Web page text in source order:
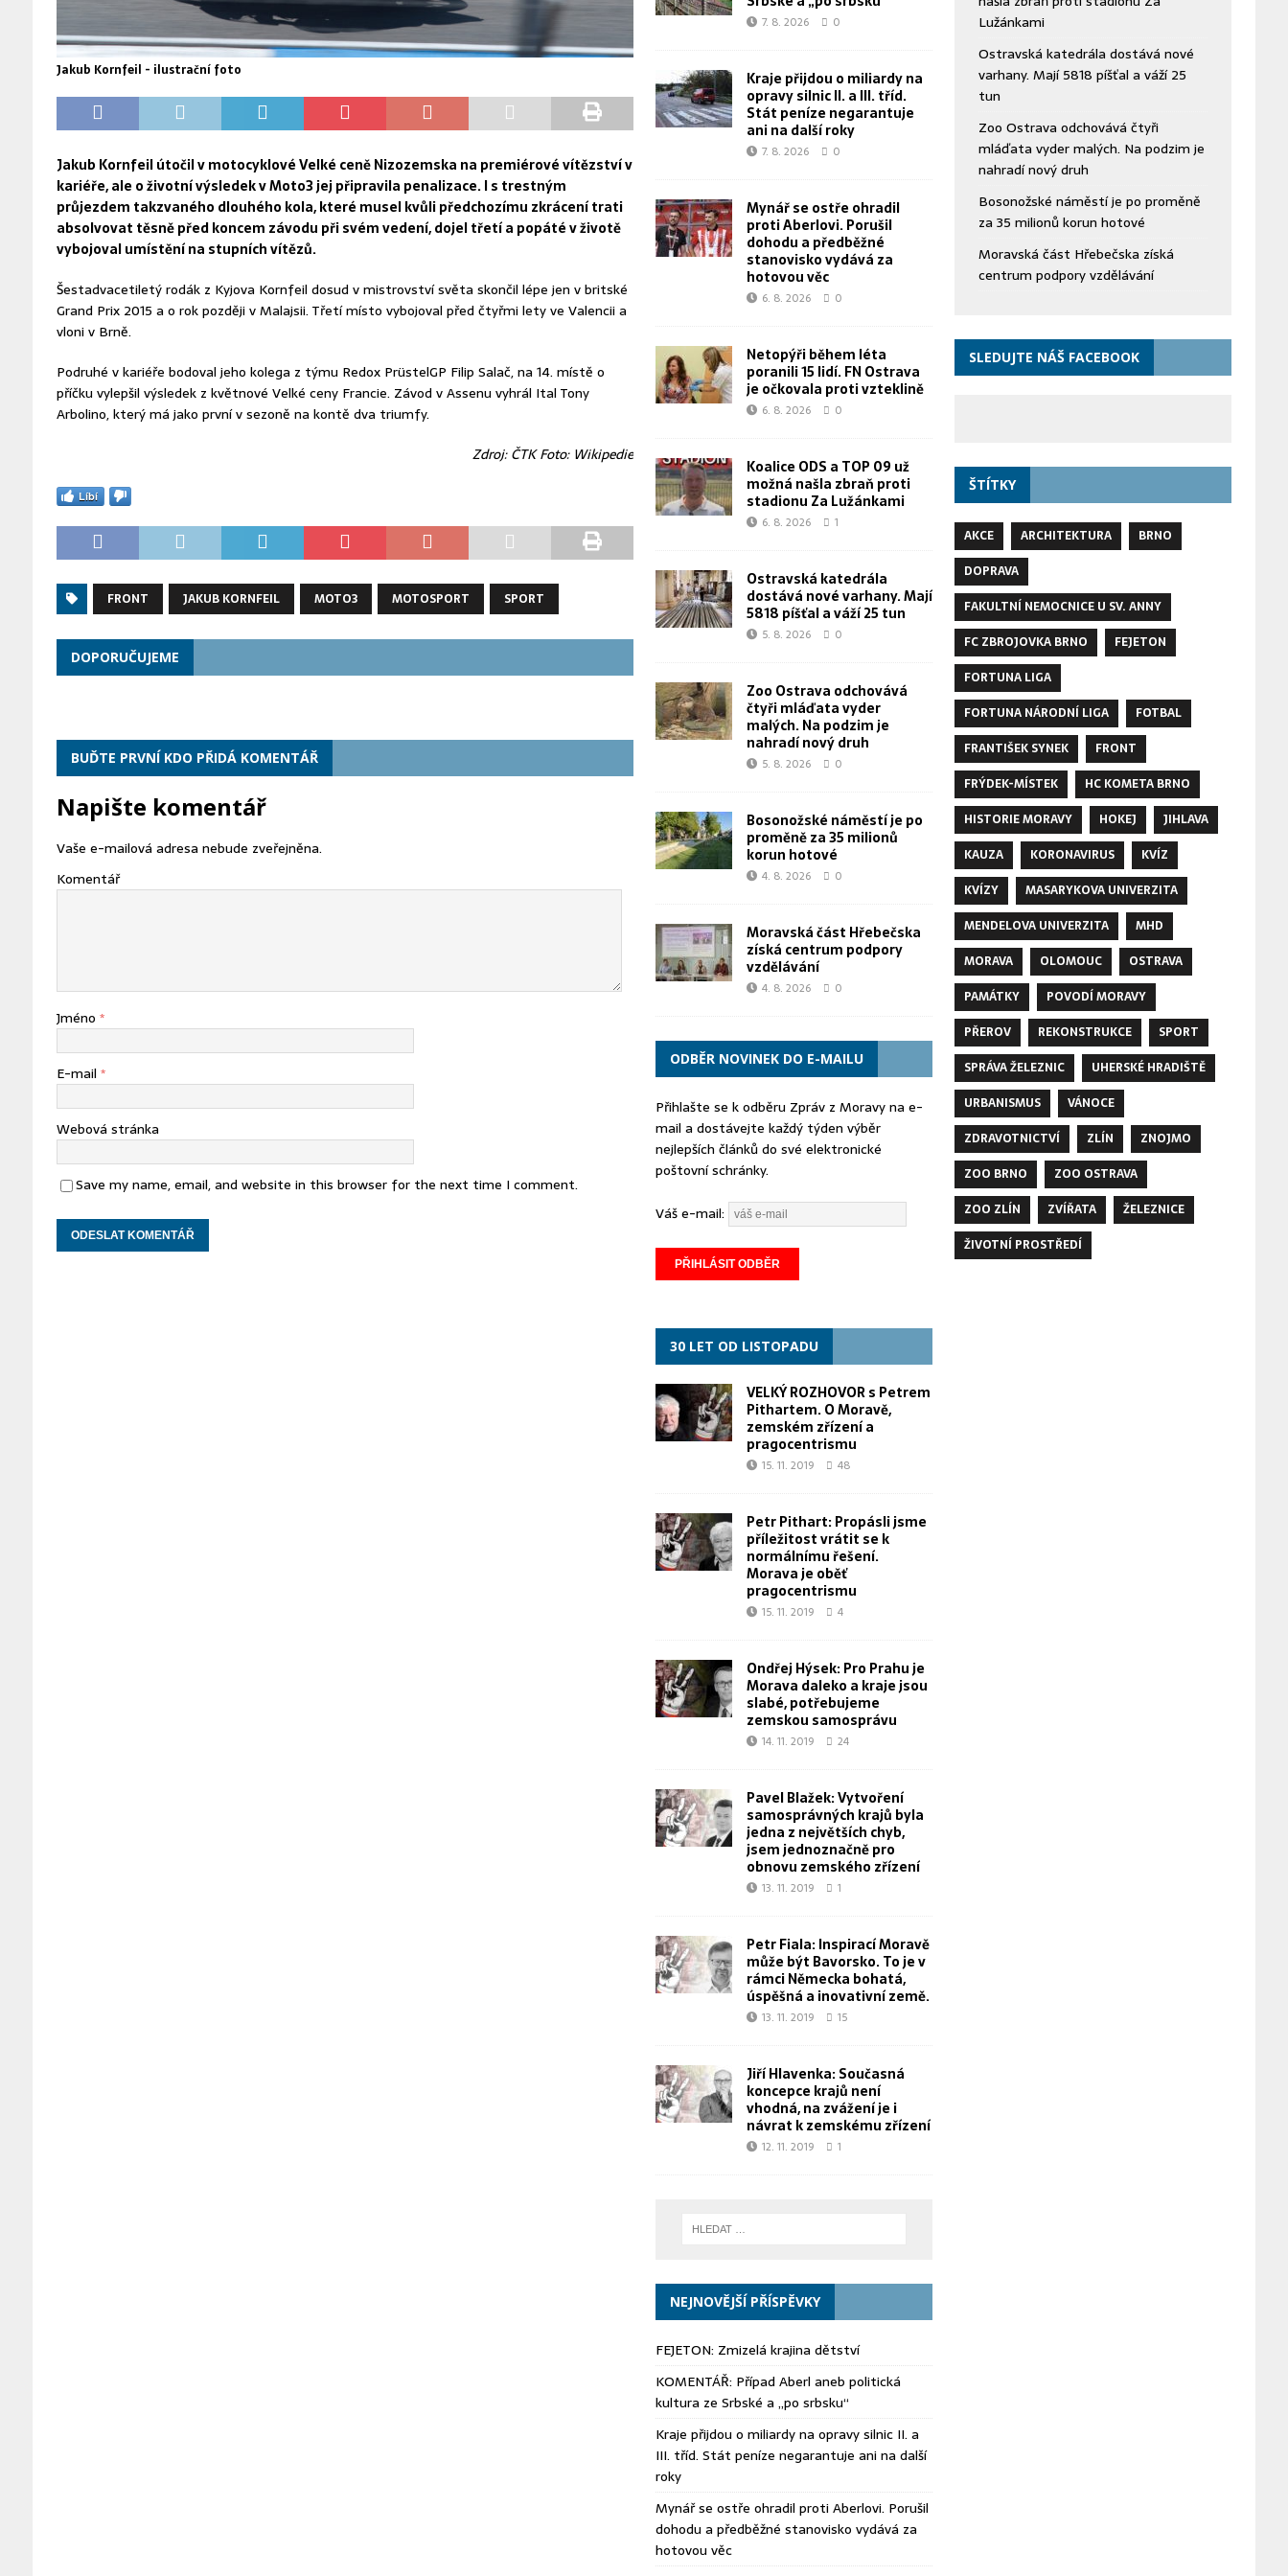
Jakub Kornfeil - ilustrační foto
Jakub Kornfeil útočil v motocyklové Velké ceně Nizozemska na premiérové vítězství v
kariéře, ale o životní výsledek v Moto3 jej připravila penalizace. I s trestným
průjezdem takzvaného dlouhého kola, které musel kvůli předchozímu zkrácení trati
absolvovat těsně před koncem závodu při svém vedení, dojel třetí a popáté v životě
vybojoval umístění na stupních vítězů.
Šestadvacetiletý rodák z Kyjova Kornfeil dosud v mistrovství světa skončil lépe jen v britské
Grand Prix 2015 a o rok později v Malajsii. Třetí místo vybojoval před čtyřmi lety ve Valencii a
vloni v Brně.
Podruhé v kariéře bodoval jeho kolega z týmu Redox PrüstelGP Filip Salač, na 14. místě o
příčku vylepšil výsledek z květnové Velké ceny Francie. Závod v Assenu vyhrál Ital Tony
Arbolino, který má jako první v sezoně na kontě dva triumfy.
Zdroj: ČTK Foto: Wikipedie
Líbí
FRONT JAKUB KORNFEIL MOTO3 MOTOSPORT SPORT
DOPORUČUJEME
BUĎTE PRVNÍ KDO PŘIDÁ KOMENTÁŘ
Napište komentář
Vaše e-mailová adresa nebude zveřejněna.
Komentář
Jméno *
E-mail *
Webová stránka
Save my name, email, and website in this browser for the next time I comment.
7. 8. 2026 0
Kraje přijdou o miliardy na
opravy silnic II. a III. tříd.
Stát peníze negarantuje
ani na další roky
7. 8. 2026 0
Mynář se ostře ohradil
proti Aberlovi. Porušil
dohodu a předběžné
stanovisko vydává za
hotovou věc
6. 8. 2026 0
Netopýři během léta
poranili 15 lidí. FN Ostrava
je očkovala proti vzteklině
6. 8. 2026 0
Koalice ODS a TOP 09 už
možná našla zbraň proti
stadionu Za Lužánkami
6. 8. 2026 1
Ostravská katedrála
dostává nové varhany. Mají
5818 píšťal a váží 25 tun
5. 8. 2026 0
Zoo Ostrava odchovává
čtyři mláďata vyder
malých. Na podzim je
nahradí nový druh
5. 8. 2026 0
Bosonožské náměstí je po
proměně za 35 milionů
korun hotové
4. 8. 2026 0
Moravská část Hřebečska
získá centrum podpory
vzdělávání
4. 8. 2026 0
ODBĚR NOVINEK DO E-MAILU
Přihlašte se k odběru Zpráv z Moravy na e-
mail a dostávejte každý týden výběr
nejlepších článků do své elektronické
poštovní schránky.
Váš e-mail:
30 LET OD LISTOPADU
VELKÝ ROZHOVOR s Petrem
Pithartem. O Moravě,
zemském zřízení a
pragocentrismu
15. 11. 2019 48
Petr Pithart: Propásli jsme
příležitost vrátit se k
normálnímu řešení.
Morava je oběť
pragocentrismu
15. 11. 2019 4
Ondřej Hýsek: Pro Prahu je
Morava daleko a kraje jsou
slabé, potřebujeme
zemskou samosprávu
14. 11. 2019 24
Pavel Blažek: Vytvoření
samosprávných krajů byla
jedna z největších chyb,
jsem jednoznačně pro
obnovu zemského zřízení
13. 11. 2019 1
Petr Fiala: Inspirací Moravě
může být Bavorsko. To je v
rámci Německa bohatá,
úspěšná a inovativní země.
13. 11. 2019 15
Jiří Hlavenka: Současná
koncepce krajů není
vhodná, na zvážení je i
návrat k zemskému zřízení
12. 11. 2019 1
NEJNOVĚJŠÍ PŘÍSPĚVKY
FEJETON: Zmizelá krajina dětství
KOMENTÁŘ: Případ Aberl aneb politická
kultura ze Srbské a „po srbsku“
Kraje přijdou o miliardy na opravy silnic II. a
III. tříd. Stát peníze negarantuje ani na další
roky
Mynář se ostře ohradil proti Aberlovi. Porušil
dohodu a předběžné stanovisko vydává za
hotovou věc
Lužánkami
Ostravská katedrála dostává nové
varhany. Mají 5818 píšťal a váží 25
tun
Zoo Ostrava odchovává čtyři
mláďata vyder malých. Na podzim je
nahradí nový druh
Bosonožské náměstí je po proměně
za 35 milionů korun hotové
Moravská část Hřebečska získá
centrum podpory vzdělávání
SLEDUJTE NÁŠ FACEBOOK
ŠTÍTKY
AKCE ARCHITEKTURA
BRNO
DOPRAVA
FAKULTNÍ NEMOCNICE U SV. ANNY
FC ZBROJOVKA BRNO
FEJETON
FORTUNA LIGA
FORTUNA NÁRODNÍ LIGA
FOTBAL
FRANTIŠEK SYNEK
FRONT
FRÝDEK-MÍSTEK
HC KOMETA BRNO
HISTORIE MORAVY
HOKEJ
JIHLAVA
KAUZA
KORONAVIRUS
KVÍZ
KVÍZY
MASARYKOVA UNIVERZITA
MENDELOVA UNIVERZITA
MHD
MORAVA
OLOMOUC
OSTRAVA
PAMÁTKY
POVODÍ MORAVY
PŘEROV
REKONSTRUKCE
SPORT
SPRÁVA ŽELEZNIC
UHERSKÉ HRADIŠTĚ
URBANISMUS
VÁNOCE
ZDRAVOTNICTVÍ
ZLÍN
ZNOJMO
ZOO BRNO
ZOO OSTRAVA
ZOO ZLÍN
ZVÍŘATA
ŽELEZNICE
ŽIVOTNÍ PROSTŘEDÍ